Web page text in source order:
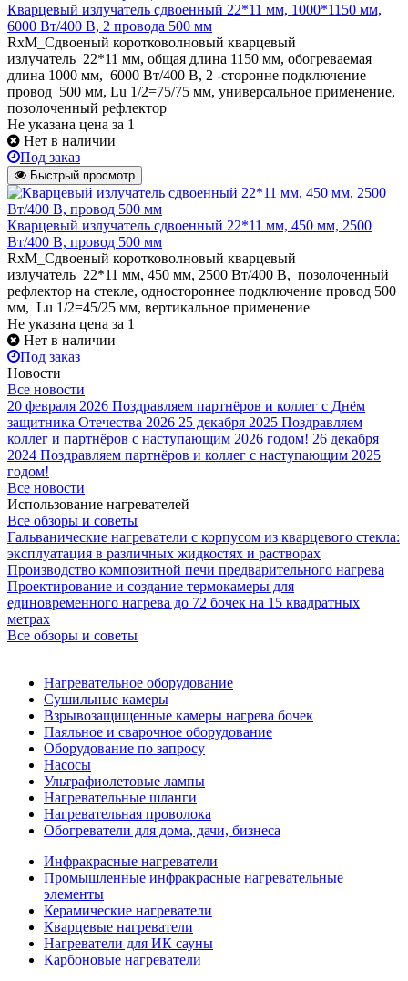
Кварцевый излучатель cдвоенный 22*11 мм, 1000*1150 мм,
6000 Вт/400 В, 2 провода 500 мм
RxM_Сдвоеный коротковолновый кварцевый
излучатель 22*11 мм, общая длина 1150 мм, обогреваемая
длина 1000 мм, 6000 Вт/400 В, 2 -сторонне подключение
провод 500 мм, Lu 1/2=75/75 мм, универсальное применение,
позолоченный рефлектор
Не указана цена за 1
Нет в наличии
Под заказ
Быстрый просмотр
Кварцевый излучатель cдвоенный 22*11 мм, 450 мм, 2500
Вт/400 В, провод 500 мм
RxM_Сдвоеный коротковолновый кварцевый
излучатель 22*11 мм, 450 мм, 2500 Вт/400 В, позолоченный
рефлектор на стекле, одностороннее подключение провод 500
мм, Lu 1/2=45/25 мм, вертикальное применение
Не указана цена за 1
Нет в наличии
Под заказ
Новости
Все новости
20 февраля 2026 Поздравляем партнёров и коллег с Днём
защитника Отечества 2026 25 декабря 2025 Поздравляем
коллег и партнёров с наступающим 2026 годом! 26 декабря
2024 Поздравляем партнёров и коллег с наступающим 2025
годом!
Все новости
Использование нагревателей
Все обзоры и советы
Гальванические нагреватели с корпусом из кварцевого стекла:
эксплуатация в различных жидкостях и растворах
Производство композитной печи предварительного нагрева
Проектирование и создание термокамеры для
единовременного нагрева до 72 бочек на 15 квадратных
метрах
Все обзоры и советы
Нагревательное оборудование
Сушильные камеры
Взрывозащищенные камеры нагрева бочек
Паяльное и сварочное оборудование
Оборудование по запросу
Насосы
Ультрафиолетовые лампы
Нагревательные шланги
Нагревательная проволока
Обогреватели для дома, дачи, бизнеса
Инфракрасные нагреватели
Промышленные инфракрасные нагревательные
элементы
Керамические нагреватели
Кварцевые нагреватели
Нагреватели для ИК сауны
Карбоновые нагреватели